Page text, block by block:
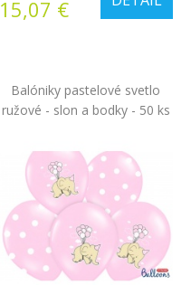
15,07 €
Balóniky pastelové svetlo
ružové - slon a bodky - 50 ks